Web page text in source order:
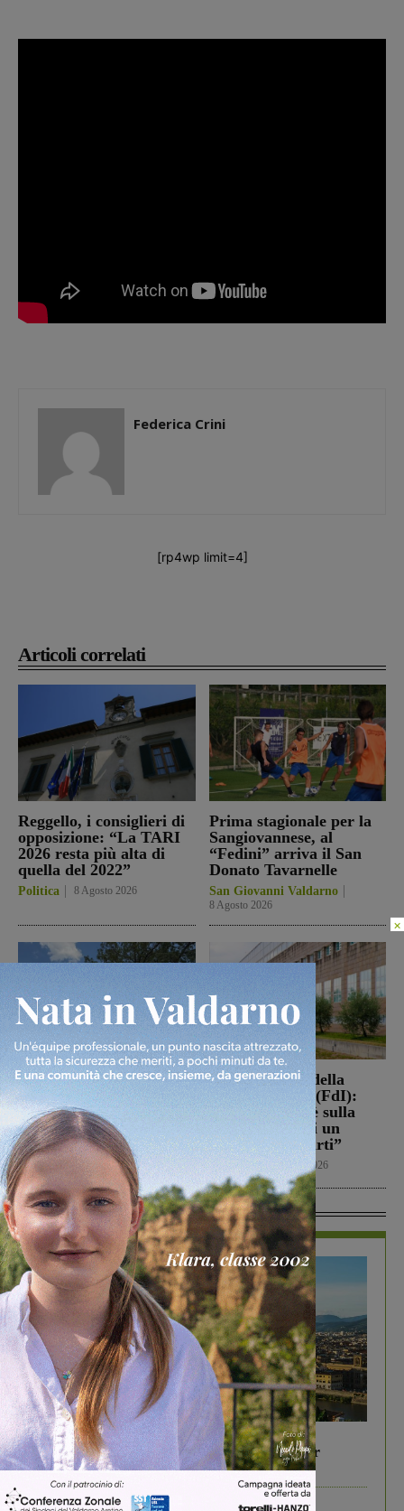
Articoli correlati
Reggello, i consiglieri di
opposizione: “La TARI
2026 resta più alta di
quella del 2022”
Politica 8 Agosto 2026
Prima stagionale per la
Sangiovannese, al
“Fedini” arriva il San
Donato Tavarnelle
San Giovanni Valdarno
8 Agosto 2026
Loro Ciuffenna, squadre
antincendio al lavoro per
un rogo nei boschi
Cronaca 8 Agosto 2026
Punto Nascita della
Gruccia, Tucci (FdI):
“Montevarchi è sulla
giusta strada di un
aumento dei parti”
Politica 8 Agosto 2026
In Vetrina
In vetrina 6 Agosto 2026
Gita di famiglia a Firenze: 5 idee per far
divertire i tuoi figli
Federica Crini
[rp4wp limit=4]
×